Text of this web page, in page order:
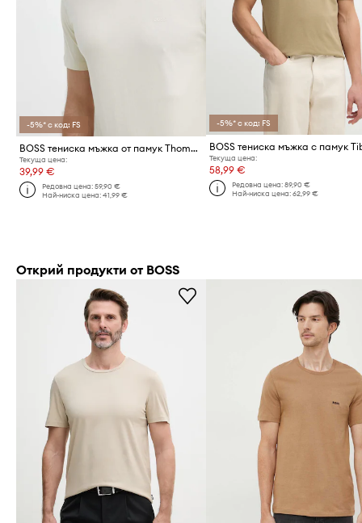
-5%* с код: FS
BOSS тениска мъжка от памук Thompson 01
Текуща цена:
39,99 €
Редовна цена:59,90 €
Най-ниска цена:41,99 €
-5%* с код: FS
Текуща цена:
58,99 €
Редовна цена: 89,90 €
Най-ниска цена: 62,99 €
Открий продукти от BOSS